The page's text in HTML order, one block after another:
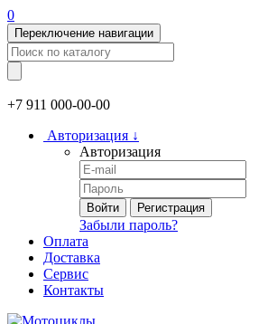
0
Переключение навигации
+7 911 000-00-00
Авторизация ↓
Авторизация
Войти Регистрация
Забыли пароль?
Оплата
Доставка
Сервис
Контакты